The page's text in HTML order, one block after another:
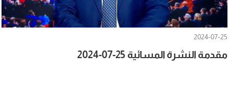
2024-07-25
مقدمة النشرة المسائية 25-07-2024